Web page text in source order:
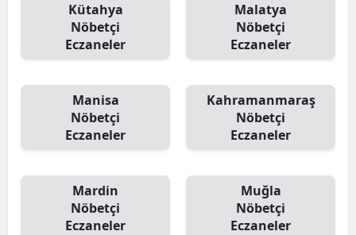
Kütahya
Nöbetçi
Eczaneler
Malatya
Nöbetçi
Eczaneler
Manisa
Nöbetçi
Eczaneler
Kahramanmaraş
Nöbetçi
Eczaneler
Mardin
Nöbetçi
Eczaneler
Muğla
Nöbetçi
Eczaneler